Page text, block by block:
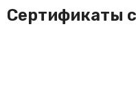
Сертификаты